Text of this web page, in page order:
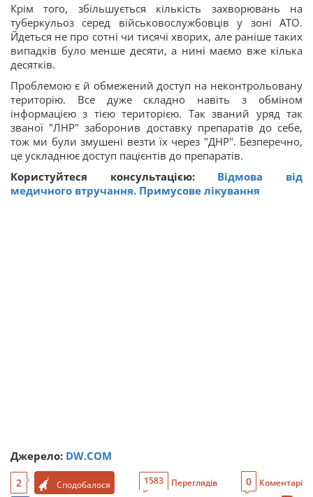
Крім того, збільшується кількість захворювань на
туберкульоз серед військовослужбовців у зоні АТО.
Йдеться не про сотні чи тисячі хворих, але раніше таких
випадків було менше десяти, а нині маємо вже кілька
десятків.
Проблемою є й обмежений доступ на неконтрольовану
територію. Все дуже складно навіть з обміном
інформацією з тією територією. Так званий уряд так
званої "ЛНР" заборонив доставку препаратів до себе,
тож ми були змушені везти їх через "ДНР". Безперечно,
це ускладнює доступ пацієнтів до препаратів.
Користуйтеся консультацією: Відмова від
медичного втручання. Примусове лікування
Джерело: DW.COM
2 Сподобалося 1583 Переглядів 0 Коментарі